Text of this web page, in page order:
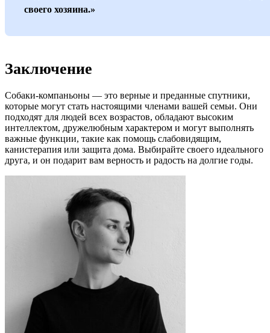
своего хозяина.»
Заключение
Собаки-компаньоны — это верные и преданные спутники,
которые могут стать настоящими членами вашей семьи. Они
подходят для людей всех возрастов, обладают высоким
интеллектом, дружелюбным характером и могут выполнять
важные функции, такие как помощь слабовидящим,
канистерапия или защита дома. Выбирайте своего идеального
друга, и он подарит вам верность и радость на долгие годы.